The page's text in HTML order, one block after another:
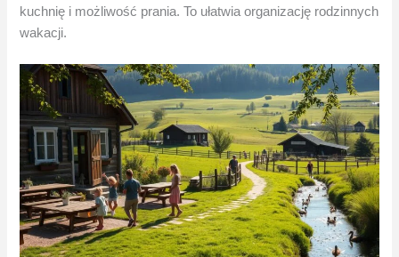
kuchnię i możliwość prania. To ułatwia organizację rodzinnych
wakacji.